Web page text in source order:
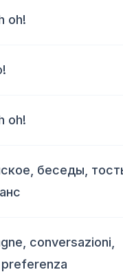
oh!
oh!
беседы,
conversazioni,